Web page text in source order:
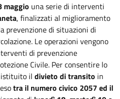
maggio una serie di interventi
, finalizzati al miglioramento
prevenzione di situazioni di
Le operazioni vengono
di prevenzione
Civile. Per consentire lo
istituito il divieto di transito in
tra il numero civico 2057 ed il